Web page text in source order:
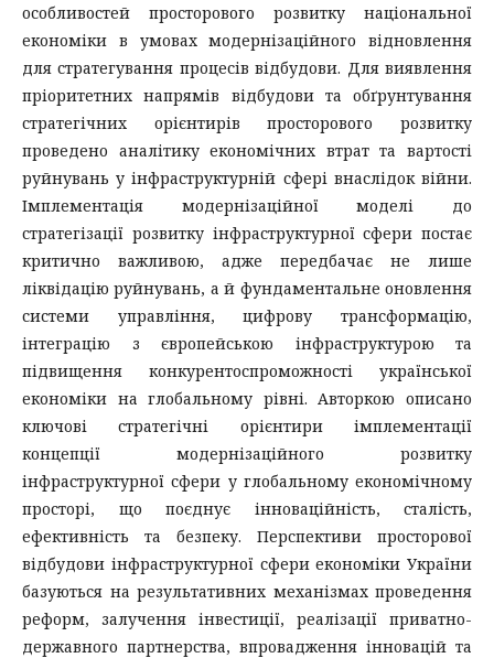
особливостей просторового розвитку національної
економіки в умовах модернізаційного відновлення
для стратегування процесів відбудови. Для виявлення
пріоритетних напрямів відбудови та обґрунтування
стратегічних орієнтирів просторового розвитку
проведено аналітику економічних втрат та вартості
руйнувань у інфраструктурній сфері внаслідок війни.
Імплементація модернізаційної моделі до
стратегізації розвитку інфраструктурної сфери постає
критично важливою, адже передбачає не лише
ліквідацію руйнувань, а й фундаментальне оновлення
системи управління, цифрову трансформацію,
інтеграцію з європейською інфраструктурою та
підвищення конкурентоспроможності української
економіки на глобальному рівні. Авторкою описано
ключові стратегічні орієнтири імплементації
концепції модернізаційного розвитку
інфраструктурної сфери у глобальному економічному
просторі, що поєднує інноваційність, сталість,
ефективність та безпеку. Перспективи просторової
відбудови інфраструктурної сфери економіки України
базуються на результативних механізмах проведення
реформ, залучення інвестиції, реалізації приватно-
державного партнерства, впровадження інновацій та